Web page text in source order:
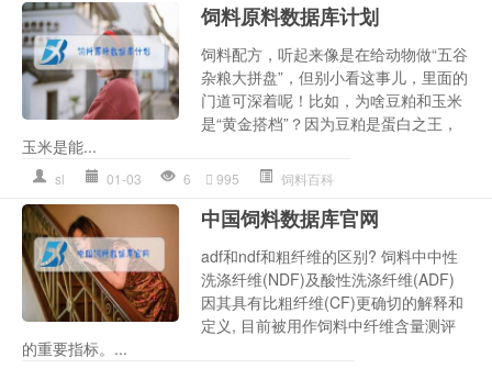
饲料原料数据库计划
饲料配方，听起来像是在给动物做“五谷
杂粮大拼盘”，但别小看这事儿，里面的
门道可深着呢！比如，为啥豆粕和玉米
是“黄金搭档”？因为豆粕是蛋白之王，
玉米是能...
sl 01-03 6 995 饲料百科
中国饲料数据库官网
adf和ndf和粗纤维的区别? 饲料中中性
洗涤纤维(NDF)及酸性洗涤纤维(ADF)
因其具有比粗纤维(CF)更确切的解释和
定义, 目前被用作饲料中纤维含量测评
的重要指标。...